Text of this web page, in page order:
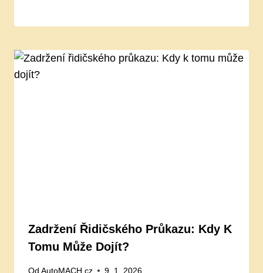
Zadržení Řidičského Průkazu: Kdy K
Tomu Může Dojít?
Od AutoMACH.cz 9. 1. 2026